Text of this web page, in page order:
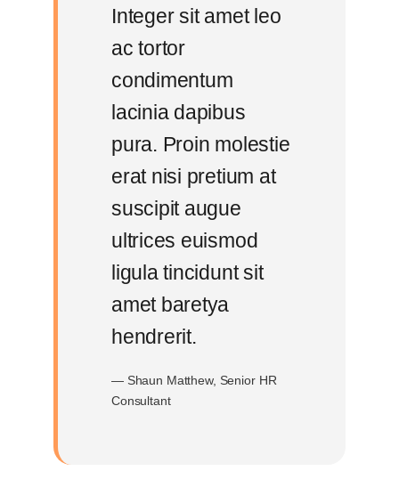
Integer sit amet leo
ac tortor
condimentum
lacinia dapibus
pura. Proin molestie
erat nisi pretium at
suscipit augue
ultrices euismod
ligula tincidunt sit
amet baretya
hendrerit.
— Shaun Matthew, Senior HR
Consultant